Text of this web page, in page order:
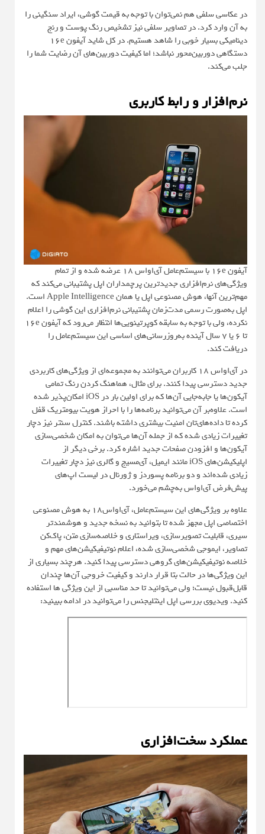
در عکاسی سلفی هم نمی‌توان با توجه به قیمت گوشی، ایراد سنگینی را
به آن وارد کرد. در تصاویر سلفی نیز تشخیص رنگ پوست و رنج
دینامیکی بسیار خوبی را شاهد هستیم. در کل شاید آیفون 16e
دستگاهی دوربین‌محور نباشد؛ اما کیفیت دوربین‌های آن رضایت شما را
جلب می‌کند.
نرم‌افزار و رابط کاربری
آیفون 16e با سیستم‌عامل آی‌اواس ۱۸ عرضه شده و از تمام
ویژگی‌های نرم‌افزاری جدیدترین پرچمداران اپل پشتیبانی می‌کند که
مهم‌ترین آنها، هوش مصنوعی اپل یا همان Apple Intelligence است.
اپل به‌صورت رسمی مدت‌زمان پشتیبانی نرم‌افزاری این گوشی را اعلام
نکرده، ولی با توجه به سابقه کوپرتینویی‌‌ها انتظار می‌رود که آیفون 16e
تا ۶ یا ۷ سال آینده به‌روزرسانی‌های اساسی این سیستم‌عامل را
دریافت کند.
در آی‌اواس ۱۸ کاربران می‌توانند به مجموعه‌ای از ویژگی‌های کاربردی
جدید دسترسی پیدا کنند. برای مثال، هماهنگ کردن رنگ تمامی
آیکون‌ها یا جا‌به‌جایی آن‌ها که برای اولین بار در iOS امکان‌پذیر ‌شده
است. علاوه‌بر آن می‌توانید برنامه‌ها را با احراز هویت بیومتریک قفل
کرده تا داده‌های‌تان امنیت بیشتری داشته باشند. کنترل سنتر نیز دچار
تغییرات زیادی شده که از جمله آن‌ها می‌توان به امکان شخصی‌سازی
آیکون‌ها و افزودن صفحات جدید اشاره کرد. برخی دیگر از
اپلیکیشن‌های iOS مانند ایمیل، آی‌مسیج و گالری نیز دچار تغییرات
زیادی شده‌اند و دو برنامه پسوردز و ژورنال در لیست اپ‌های
پیش‌فرض آی‌اواس به‌چشم می‌خورد.
علاوه بر ویژگی‌های این سیستم‌عامل، آی‌او‌اس۱۸ به هوش مصنوعی
اختصاصی اپل مجهز شده تا بتوانید به نسخه جدید و هوشمندتر
سیری، قابلیت تصویرسازی،‌ ویراستاری و خلاصه‌سازی متن، پاک‌کن
تصاویر، ایموجی شخصی‌سازی شده، اعلام نوتیفیکیشن‌های مهم و
خلاصه نوتیفیکیشن‌های گروهی دسترسی پیدا کنید. هرچند بسیاری از
این ویژگی‌ها در حالت بتا قرار دارند و کیفیت خروجی آن‌ها چندان
قابل‌قبول نیست؛ ولی می‌توانید تا حد مناسبی از این ویژگی ها استفاده
کنید. ویدیوی بررسی اپل اینتلیجنس را می‌توانید در ادامه ببینید:
عملکرد سخت‌افزاری